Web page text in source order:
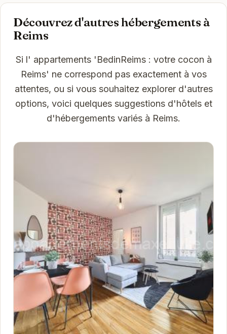
Découvrez d'autres hébergements à
Reims
Si l' appartements 'BedinReims : votre cocon à
Reims' ne correspond pas exactement à vos
attentes, ou si vous souhaitez explorer d'autres
options, voici quelques suggestions d'hôtels et
d'hébergements variés à Reims.